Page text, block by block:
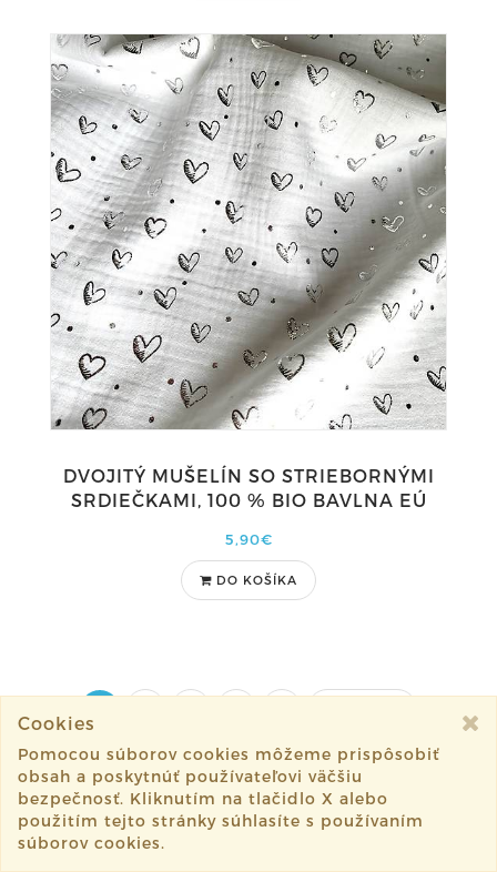
DVOJITÝ MUŠELÍN SO STRIEBORNÝMI
SRDIEČKAMI, 100 % BIO BAVLNA EÚ
5,90€
DO KOŠÍKA
Cookies
Pomocou súborov cookies môžeme prispôsobiť
obsah a poskytnúť používateľovi väčšiu
bezpečnosť. Kliknutím na tlačidlo X alebo
použitím tejto stránky súhlasíte s používaním
súborov cookies.